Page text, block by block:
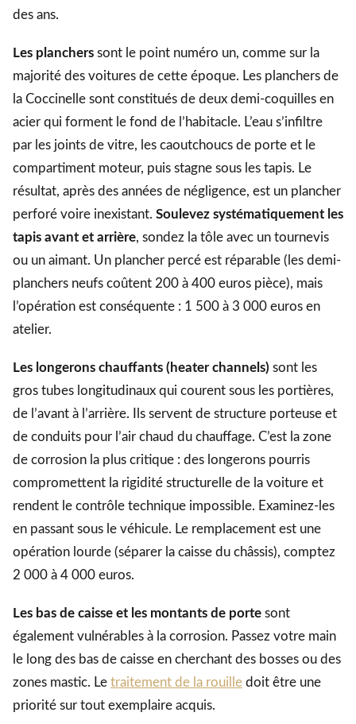
des ans.
Les planchers sont le point numéro un, comme sur la
majorité des voitures de cette époque. Les planchers de
la Coccinelle sont constitués de deux demi-coquilles en
acier qui forment le fond de l’habitacle. L’eau s’infiltre
par les joints de vitre, les caoutchoucs de porte et le
compartiment moteur, puis stagne sous les tapis. Le
résultat, après des années de négligence, est un plancher
perforé voire inexistant. Soulevez systématiquement les
tapis avant et arrière, sondez la tôle avec un tournevis
ou un aimant. Un plancher percé est réparable (les demi-
planchers neufs coûtent 200 à 400 euros pièce), mais
l’opération est conséquente : 1 500 à 3 000 euros en
atelier.
Les longerons chauffants (heater channels) sont les
gros tubes longitudinaux qui courent sous les portières,
de l’avant à l’arrière. Ils servent de structure porteuse et
de conduits pour l’air chaud du chauffage. C’est la zone
de corrosion la plus critique : des longerons pourris
compromettent la rigidité structurelle de la voiture et
rendent le contrôle technique impossible. Examinez-les
en passant sous le véhicule. Le remplacement est une
opération lourde (séparer la caisse du châssis), comptez
2 000 à 4 000 euros.
Les bas de caisse et les montants de porte sont
également vulnérables à la corrosion. Passez votre main
le long des bas de caisse en cherchant des bosses ou des
zones mastic. Le traitement de la rouille doit être une
priorité sur tout exemplaire acquis.